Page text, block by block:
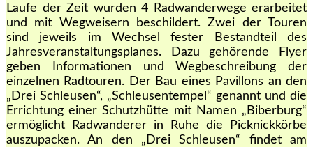
Laufe der Zeit wurden 4 Radwanderwege erarbeitet
und mit Wegweisern beschildert. Zwei der Touren
sind jeweils im Wechsel fester Bestandteil des
Jahresveranstaltungsplanes. Dazu gehörende Flyer
geben Informationen und Wegbeschreibung der
einzelnen Radtouren. Der Bau eines Pavillons an den
„Drei Schleusen“, „Schleusentempel“ genannt und die
Errichtung einer Schutzhütte mit Namen „Biberburg“
ermöglicht Radwanderer in Ruhe die Picknickkörbe
auszupacken. An den „Drei Schleusen“ findet am